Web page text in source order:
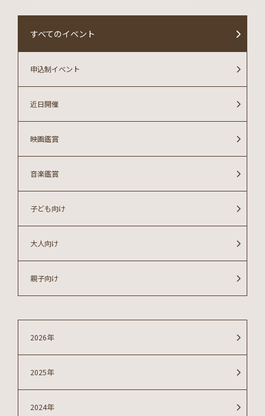
すべてのイベント
親子向け
大人向け
子ども向け
音楽鑑賞
映画鑑賞
近日開催
申込制イベント
2026年
2025年
2024年